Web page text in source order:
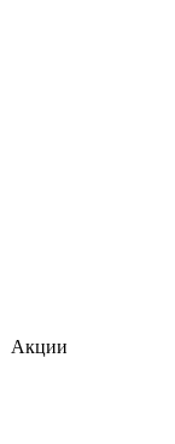
Акции